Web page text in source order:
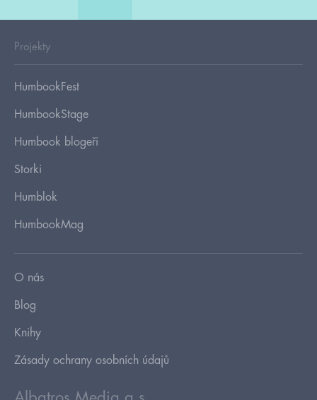
Projekty
HumbookFest
HumbookStage
Humbook blogeři
Storki
Humblok
HumbookMag
O nás
Blog
Knihy
Zásady ochrany osobních údajů